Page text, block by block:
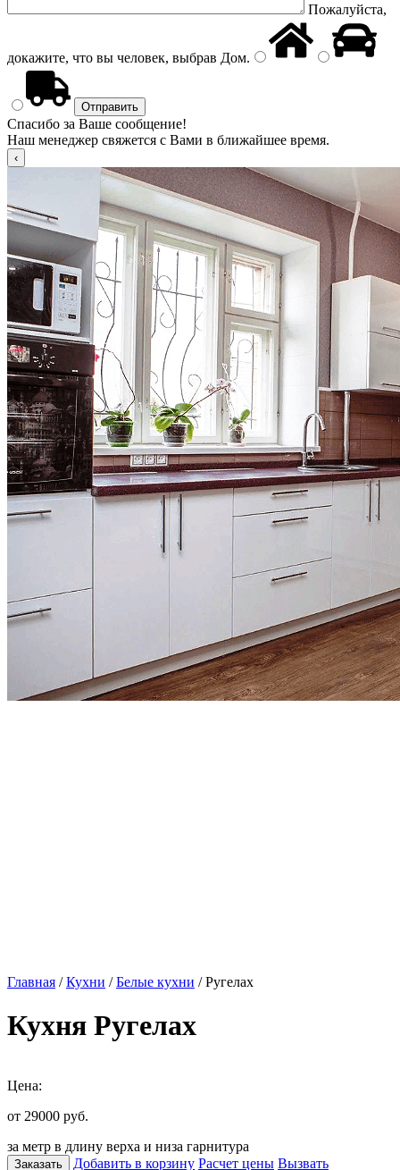
Пожалуйста,
докажите, что вы человек, выбрав Дом.
Спасибо за Ваше сообщение!
Наш менеджер свяжется с Вами в ближайшее время.
Главная /Кухни /Белые кухни / Ругелах
Кухня Ругелах
Цена:
от 29000 руб.
за метр в длину верха и низа гарнитура
Заказать Добавить в корзину Расчет цены Вызвать